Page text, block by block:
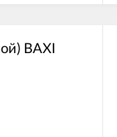
BAXI